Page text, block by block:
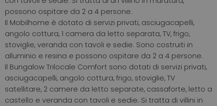
possono ospitare da 2 a 4 persone.
Il Mobilhome è dotato di servizi privati, asciugacapelli,
angolo cottura, 1 camera da letto separata, TV, frigo,
stoviglie, veranda con tavoli e sedie. Sono costruiti in
alluminio e resina e possono ospitare da 2 a 4 persone.
Il Bungalow Trilocale Comfort sono dotati di servizi privati,
asciugacapelli, angolo cottura, frigo, stoviglie, TV
satellitare, 2 camere da letto separate, cassaforte, letto a
castello e veranda con tavoli e sedie. Si tratta di villini in